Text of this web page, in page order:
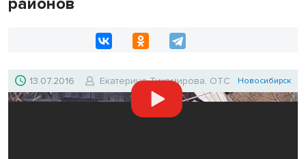
13.07.2016 Екатерина Тихомирова, ОТС Новосибирск